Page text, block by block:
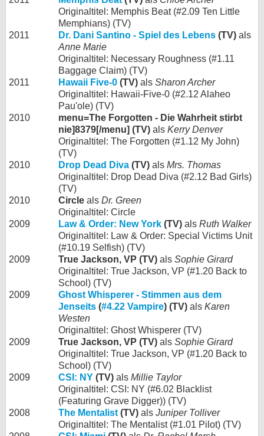
Originaltitel: Memphis Beat (#2.09 Ten Little
Memphians) (TV)
2011
Dr. Dani Santino - Spiel des Lebens (TV) als
Anne Marie
Originaltitel: Necessary Roughness (#1.11
Baggage Claim) (TV)
2011
Hawaii Five-0 (TV) als Sharon Archer
Originaltitel: Hawaii-Five-0 (#2.12 Alaheo
Pau'ole) (TV)
2010
menu=The Forgotten - Die Wahrheit stirbt
nie]8379[/menu] (TV) als Kerry Denver
Originaltitel: The Forgotten (#1.12 My John)
(TV)
2010
Drop Dead Diva (TV) als Mrs. Thomas
Originaltitel: Drop Dead Diva (#2.12 Bad Girls)
(TV)
2010
Circle als Dr. Green
Originaltitel: Circle
2009
Law & Order: New York (TV) als Ruth Walker
Originaltitel: Law & Order: Special Victims Unit
(#10.19 Selfish) (TV)
2009
True Jackson, VP (TV) als Sophie Girard
Originaltitel: True Jackson, VP (#1.20 Back to
School) (TV)
2009
Ghost Whisperer - Stimmen aus dem
Jenseits (#4.22 Vampire) (TV) als Karen
Westen
Originaltitel: Ghost Whisperer (TV)
2009
True Jackson, VP (TV) als Sophie Girard
Originaltitel: True Jackson, VP (#1.20 Back to
School) (TV)
2009
CSI: NY (TV) als Millie Taylor
Originaltitel: CSI: NY (#6.02 Blacklist
(Featuring Grave Digger)) (TV)
2008
The Mentalist (TV) als Juniper Tolliver
Originaltitel: The Mentalist (#1.01 Pilot) (TV)